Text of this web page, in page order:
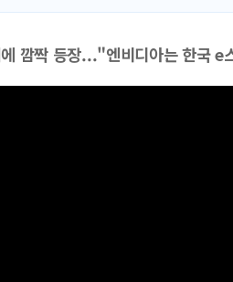
깜짝 등장..."엔비디아는 한국 e